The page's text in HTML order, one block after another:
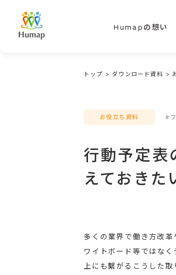
Humapの想い
トップ > ダウンロード資料 >
お役立ち資料 #
行動予定表
えておきた
多くの業界で働き方改
ワイトボード等ではな
上にも繫がるこうした